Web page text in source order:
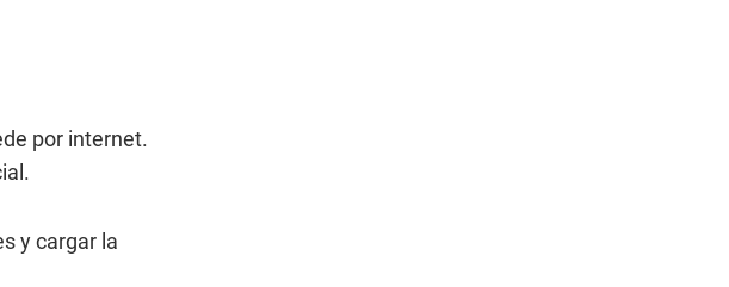
por internet.
y cargar la